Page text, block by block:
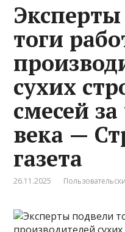
тоги
сухих
смесей
века —
газета
26.11.2025